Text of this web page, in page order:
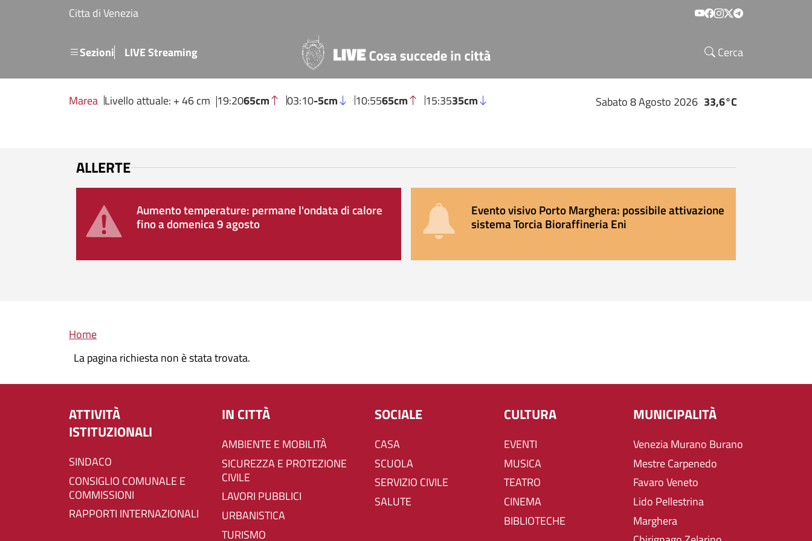
Salta al contenuto principale
Citta di Venezia Social menu
SezioniMenu secondario
LIVE Streaming Cerca
Marea Livello attuale: + 46 cm 19:2065cm 03:10-5cm 10:5565cm 15:3535cm Sabato 8 Agosto 2026 33,6°C
ALLERTE
Aumento temperature: permane l'ondata di calore
fino a domenica 9 agosto
Evento visivo Porto Marghera: possibile attivazione
sistema Torcia Bioraffineria Eni
Briciole di pane
Home
La pagina richiesta non è stata trovata.
ATTIVITÀ
ISTITUZIONALI
SINDACO
CONSIGLIO COMUNALE E
COMMISSIONI
RAPPORTI INTERNAZIONALI
IN CITTÀ
AMBIENTE E MOBILITÀ
SICUREZZA E PROTEZIONE
CIVILE
LAVORI PUBBLICI
URBANISTICA
TURISMO
SOCIALE
CASA
SCUOLA
SERVIZIO CIVILE
SALUTE
CULTURA
EVENTI
MUSICA
TEATRO
CINEMA
BIBLIOTECHE
MUNICIPALITÀ
Venezia Murano Burano
Mestre Carpenedo
Favaro Veneto
Lido Pellestrina
Marghera